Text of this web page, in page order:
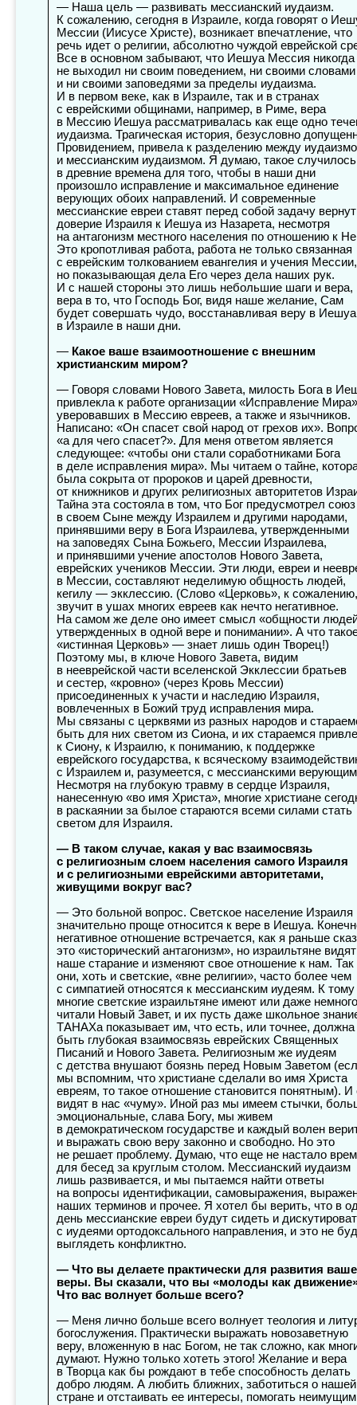
— Наша цель — развивать мессианский иудаизм.
К сожалению, сегодня в Израиле, когда говорят о
Мессии (Иисусе Христе), возникает впечатление, что
речь идет о религии, абсолютно чуждой еврейской
Все в основном забывают, что Иешуа Мессия никогда
не выходил ни своим поведением, ни своими словами
и ни своими заповедями за пределы иудаизма.
И в первом веке, как в Израиле, так и в странах
с еврейскими общинами, например, в Риме, вера
в Мессию Иешуа рассматривалась как еще одно
иудаизма. Трагическая история, безусловно
Провидением, привела к разделению между
и мессианским иудаизмом. Я думаю, такое случилось
в древние времена для того, чтобы в наши дни
произошло исправление и максимальное единение
верующих обоих направлений. И современные
мессианские евреи ставят перед собой задачу
доверие Израиля к Иешуа из Назарета, несмотря
на антагонизм местного населения по отношению к
Это кропотливая работа, работа не только связанная
с еврейским толкованием евангелия и учения Мессии,
но показывающая дела Его через дела наших рук.
И с нашей стороны это лишь небольшие шаги и вера,
вера в то, что Господь Бог, видя наше желание, Сам
будет совершать чудо, восстанавливая веру в Иешуа
в Израиле в наши дни.
— Какое ваше взаимоотношение с внешним
христианским миром?
— Говоря словами Нового Завета, милость Бога в
привлекла к работе организации «Исправление Мира»
уверовавших в Мессию евреев, а также и язычников.
Написано: «Он спасет свой народ от грехов их».
«а для чего спасет?». Для меня ответом является
следующее: «чтобы они стали соработниками Бога
в деле исправления мира». Мы читаем о тайне,
была сокрыта от пророков и царей древности,
от книжников и других религиозных авторитетов
Тайна эта состояла в том, что Бог предусмотрел союз
в своем Сыне между Израилем и другими народами,
принявшими веру в Бога Израилева, утвержденными
на заповедях Сына Божьего, Мессии Израилева,
и принявшими учение апостолов Нового Завета,
еврейских учеников Мессии. Эти люди, евреи и
в Мессии, составляют неделимую общность людей,
кегилу — экклессию. (Слово «Церковь», к сожалению,
звучит в ушах многих евреев как нечто негативное.
На самом же деле оно имеет смысл «общности
утвержденных в одной вере и понимании». А что
«истинная Церковь» — знает лишь один Творец!)
Поэтому мы, в ключе Нового Завета, видим
в нееврейской части вселенской Экклессии братьев
и сестер, «кровно» (через Кровь Мессии)
присоединенных к участи и наследию Израиля,
вовлеченных в Божий труд исправления мира.
Мы связаны с церквями из разных народов и
быть для них светом из Сиона, и их стараемся
к Сиону, к Израилю, к пониманию, к поддержке
еврейского государства, к всяческому
с Израилем и, разумеется, с мессианскими
Несмотря на глубокую травму в сердце Израиля,
нанесенную «во имя Христа», многие христиане
в раскаянии за былое стараются всеми силами стать
светом для Израиля.
— В таком случае, какая у вас взаимосвязь
с религиозным слоем населения самого Израиля
и с религиозными еврейскими авторитетами,
живущими вокруг вас?
— Это больной вопрос. Светское население Израиля
значительно проще относится к вере в Иешуа.
негативное отношение встречается, как я раньше
это «исторический антагонизм», но израильтяне видят
наше старание и изменяют свое отношение к нам.
они, хоть и светские, «вне религии», часто более чем
с симпатией относятся к мессианским иудеям. К
многие светские израильтяне имеют или даже немного
читали Новый Завет, и их пусть даже школьное
ТАНАХа показывает им, что есть, или точнее, должна
быть глубокая взаимосвязь еврейских Священных
Писаний и Нового Завета. Религиозным же иудеям
с детства внушают боязнь перед Новым Заветом
мы вспомним, что христиане сделали во имя Христа
евреям, то такое отношение становится понятным). И
видят в нас «чуму». Иной раз мы имеем стычки,
эмоциональные, слава Богу, мы живем
в демократическом государстве и каждый волен
и выражать свою веру законно и свободно. Но это
не решает проблему. Думаю, что еще не настало
для бесед за круглым столом. Мессианский иудаизм
лишь развивается, и мы пытаемся найти ответы
на вопросы идентификации, самовыражения,
наших терминов и прочее. Я хотел бы верить, что в
день мессианские евреи будут сидеть и
с иудеями ортодоксального направления, и это не
выглядеть конфликтно.
— Что вы делаете практически для развития
веры. Вы сказали, что вы «молоды как
Что вас волнует больше всего?
— Меня лично больше всего волнует теология и
богослужения. Практически выражать новозаветную
веру, вложенную в нас Богом, не так сложно, как
думают. Нужно только хотеть этого! Желание и вера
в Творца как бы рождают в тебе способность делать
добро людям. А любить ближних, заботиться о нашей
стране и отстаивать ее интересы, помогать